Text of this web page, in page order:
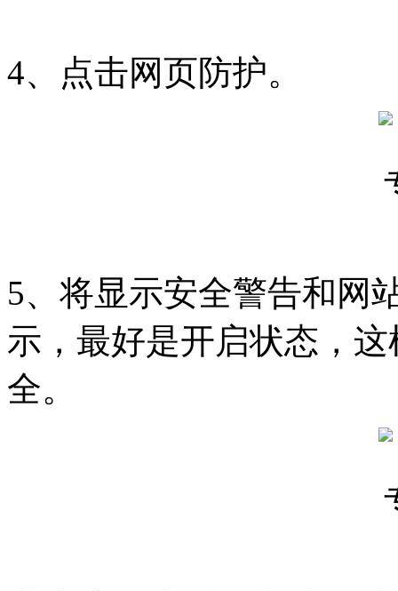
4、点击网页防护。
5、将显示安全警告和网
示，最好是开启状态，
全。